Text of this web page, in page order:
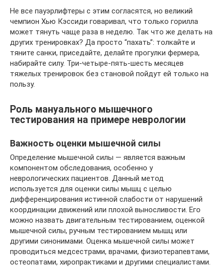
Не все пауэрлифтеры с этим согласятся, но великий
чемпион Хью Кэссиди говаривал, что только горилла
может тянуть чаще раза в неделю. Так что же делать на
других тренировках? Да просто “пахать”: толкайте и
тяните санки, приседайте, делайте прогулки фермера,
набирайте силу. Три-четыре-пять-шесть месяцев
тяжелых тренировок без становой пойдут ей только на
пользу.
Роль мануального мышечного
тестирования на примере неврологии
Важность оценки мышечной силы
Определение мышечной силы — является важным
компонентом обследования, особенно у
неврологических пациентов. Данный метод
используется для оценки силы мышц с целью
дифференцирования истинной слабости от нарушений
координации движений или плохой выносливости. Его
можно назвать двигательным тестированием, оценкой
мышечной силы, ручным тестированием мышц или
другими синонимами. Оценка мышечной силы может
проводиться медсестрами, врачами, физиотерапевтами,
остеопатами, хиропрактиками и другими специалистами.